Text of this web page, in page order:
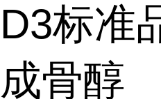
D3标准
成骨醇